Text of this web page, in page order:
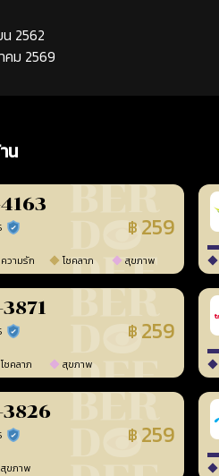
2562
ม 2569
น
ร้านยืนยันแล้ว ฿ 259
ความรัก โชคลาภ สุขภาพ
ร้านยืนยันแล้ว ฿ 259
โชคลาภ สุขภาพ
ร้านยืนยันแล้ว ฿ 259
สุขภาพ